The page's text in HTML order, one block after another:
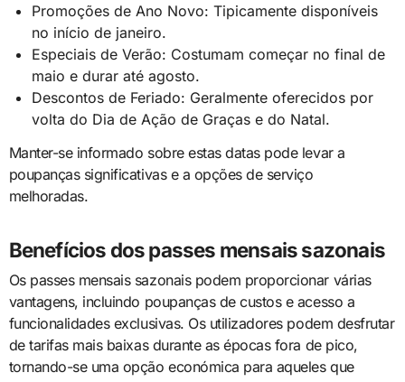
Promoções de Ano Novo: Tipicamente disponíveis
no início de janeiro.
Especiais de Verão: Costumam começar no final de
maio e durar até agosto.
Descontos de Feriado: Geralmente oferecidos por
volta do Dia de Ação de Graças e do Natal.
Manter-se informado sobre estas datas pode levar a
poupanças significativas e a opções de serviço
melhoradas.
Benefícios dos passes mensais sazonais
Os passes mensais sazonais podem proporcionar várias
vantagens, incluindo poupanças de custos e acesso a
funcionalidades exclusivas. Os utilizadores podem desfrutar
de tarifas mais baixas durante as épocas fora de pico,
tornando-se uma opção económica para aqueles que